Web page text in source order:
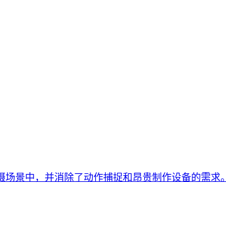
景中，并消除了动作捕捉和昂贵制作设备的需求。